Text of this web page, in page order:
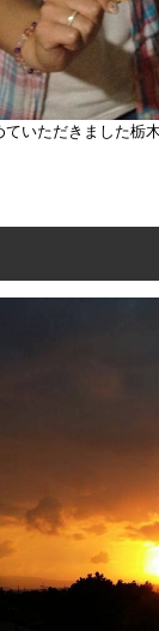
いただきました栃